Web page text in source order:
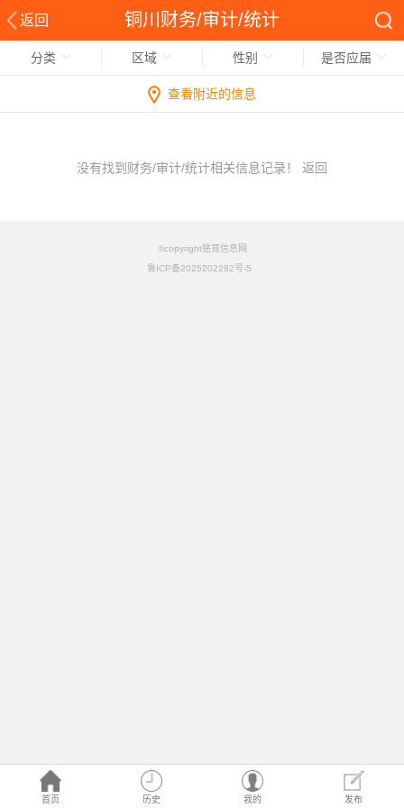
返回 铜川财务/审计/统计
首页 历史 我的 发布
分类 区域 性别 是否应届
查看附近的信息
没有找到财务/审计/统计相关信息记录！ 返回
©copyright铭竟信息网
鲁ICP备2025202282号-5